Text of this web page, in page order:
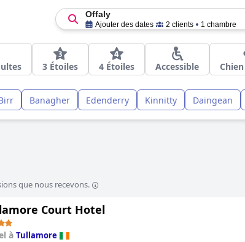
Offaly
Ajouter des dates 2 clients 1 chambre
3 Étoiles 4 Étoiles Accessible
Banagher Edenderry Kinnitty Daingean
que nous recevons.
Court Hotel
à Tullamore